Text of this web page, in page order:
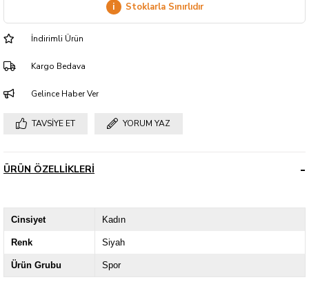
i Stoklarla Sınırlıdır
İndirimli Ürün
Kargo Bedava
Gelince Haber Ver
TAVSIYE ET YORUM YAZ
ÜRÜN ÖZELLIKLERI
Cinsiyet Kadın
Renk Siyah
Ürün Grubu Spor